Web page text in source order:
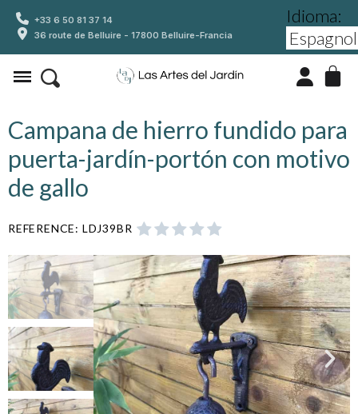
+33 6 50 81 37 14
36 route de Belluire - 17800 Belluire-Francia
Idioma:
Campana de hierro fundido para
puerta-jardín-portón con motivo
de gallo
REFERENCE LDJ39BR     